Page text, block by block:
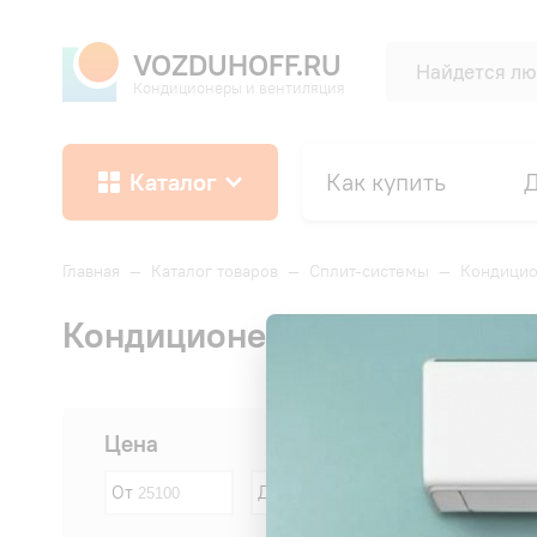
VOZDUHOFF.RU
Кондиционеры и вентиляция
Каталог Как купить
Главная — Каталог товаров — Сплит-системы —
Кондиционеры Energolux
Цена
От До